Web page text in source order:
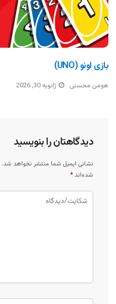
بازی اونو (UNO)
هومن محسنی ژانویه 30, 2026
دیدگاهتان را بنویسید
نشانی ایمیل شما منتشر نخواهد شد.
شده‌اند *